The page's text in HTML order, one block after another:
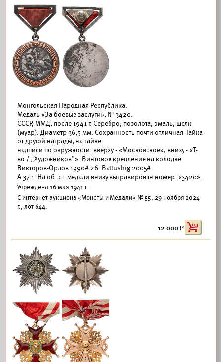
Монгольская Народная Республика.
Медаль «За боевые заслуги», № 3420.
СССР, ММД, после 1941 г. Серебро, позолота, эмаль, шелк
(муар). Диаметр 36,5 мм. Сохранность почти отличная. Гайка
от другой награды; на гайке
надписи по окружности: вверху - «Московское», внизу - «Т-
во / „Художников”». Винтовое крепление на колодке.
Викторов-Орлов 1990# 26. Battushig 2005#
А 37.1. На об. ст. медали внизу выгравирован номер: «3420».
Учреждена 16 мая 1941 г.
С интернет аукциона «Монеты и Медали» № 55, 29 ноября 2024
г., лот 644.
12 000